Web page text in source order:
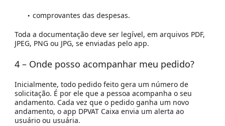
comprovantes das despesas.
Toda a documentação deve ser legível, em arquivos PDF,
JPEG, PNG ou JPG, se enviadas pelo app.
4 – Onde posso acompanhar meu pedido?
Inicialmente, todo pedido feito gera um número de
solicitação. É por ele que a pessoa acompanha o seu
andamento. Cada vez que o pedido ganha um novo
andamento, o app DPVAT Caixa envia um alerta ao
usuário ou usuária.